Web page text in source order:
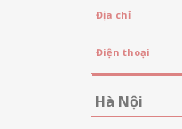
Địa chỉ
Điện thoại
Hà Nội